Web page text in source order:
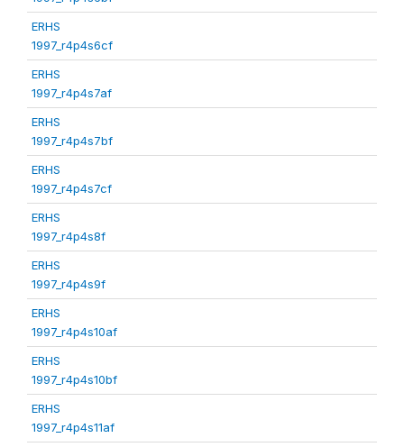
ERHS
1997_r4p4s6cf
ERHS
1997_r4p4s7af
ERHS
1997_r4p4s7bf
ERHS
1997_r4p4s7cf
ERHS
1997_r4p4s8f
ERHS
1997_r4p4s9f
ERHS
1997_r4p4s10af
ERHS
1997_r4p4s10bf
ERHS
1997_r4p4s11af